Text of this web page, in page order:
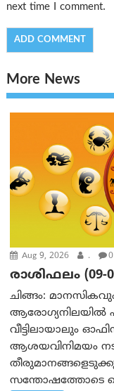
next time I comment.
More News
Aug 9, 2026 . 0
രാശിഫലം (09-
ചിങ്ങം:
ആരോഗ്യനിലയിൽ
വീട്ടിലായാലും
ആശയവിനിമയം
സന്തോഷത്തോടെ